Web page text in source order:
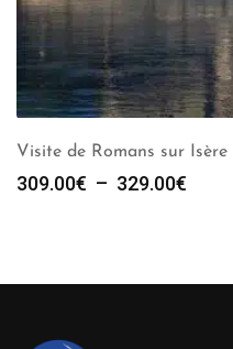
Visite de Romans sur
309.00€ – 329.00€
à